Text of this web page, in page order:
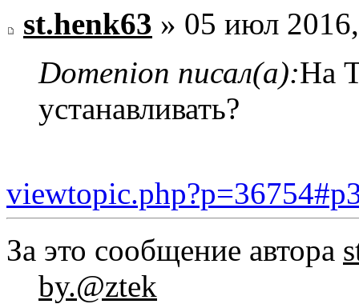
st.henk63 » 05 июл
Domenion писал(а):На
устанавливать?
За это сообщение автора
by.@ztek